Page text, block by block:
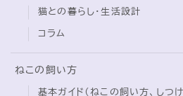
猫との暮らし・生活設計
ねこの飼い方